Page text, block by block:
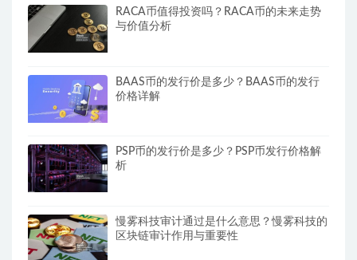
RACA币值得投资吗？RACA币的未来走势
与价值分析
BAAS币的发行价是多少？BAAS币的发行
价格详解
PSP币的发行价是多少？PSP币发行价格解
析
慢雾科技审计通过是什么意思？慢雾科技的
区块链审计作用与重要性